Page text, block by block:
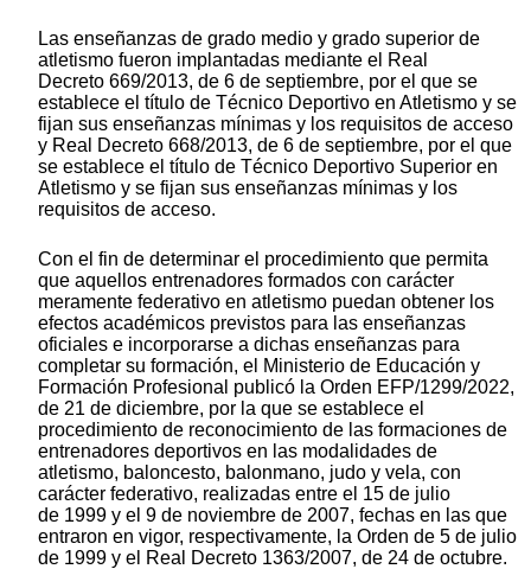
Las enseñanzas de grado medio y grado superior de
atletismo fueron implantadas mediante el Real
Decreto 669/2013, de 6 de septiembre, por el que se
establece el título de Técnico Deportivo en Atletismo y se
fijan sus enseñanzas mínimas y los requisitos de acceso
y Real Decreto 668/2013, de 6 de septiembre, por el que
se establece el título de Técnico Deportivo Superior en
Atletismo y se fijan sus enseñanzas mínimas y los
requisitos de acceso.
Con el fin de determinar el procedimiento que permita
que aquellos entrenadores formados con carácter
meramente federativo en atletismo puedan obtener los
efectos académicos previstos para las enseñanzas
oficiales e incorporarse a dichas enseñanzas para
completar su formación, el Ministerio de Educación y
Formación Profesional publicó la Orden EFP/1299/2022,
de 21 de diciembre, por la que se establece el
procedimiento de reconocimiento de las formaciones de
entrenadores deportivos en las modalidades de
atletismo, baloncesto, balonmano, judo y vela, con
carácter federativo, realizadas entre el 15 de julio
de 1999 y el 9 de noviembre de 2007, fechas en las que
entraron en vigor, respectivamente, la Orden de 5 de julio
de 1999 y el Real Decreto 1363/2007, de 24 de octubre.